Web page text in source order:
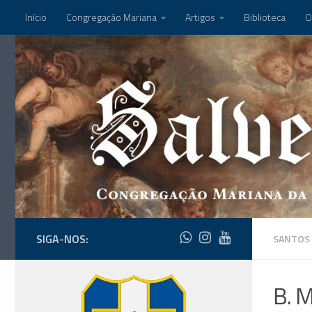
Início Congregação Mariana Artigos Biblioteca
B.
SIGA-NOS: